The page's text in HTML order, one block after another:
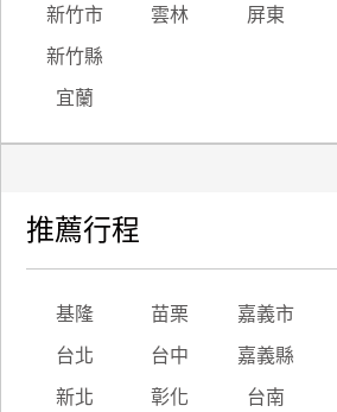
新竹市 雲林 屏東
新竹縣
宜蘭
推薦行程
基隆 苗栗 嘉義市
台北 台中 嘉義縣
新北 彰化 台南